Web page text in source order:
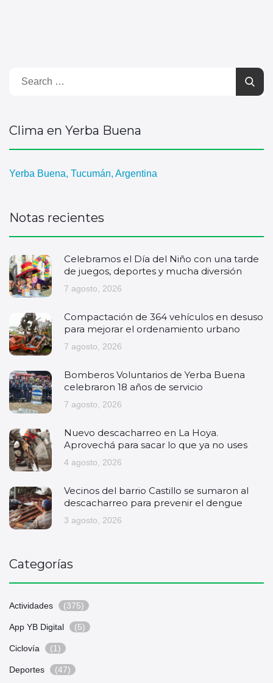
Clima en Yerba Buena
Yerba Buena, Tucumán, Argentina
Notas recientes
Celebramos el Día del Niño con una tarde
de juegos, deportes y mucha diversión
7 agosto, 2026
Compactación de 364 vehículos en desuso
para mejorar el ordenamiento urbano
7 agosto, 2026
Bomberos Voluntarios de Yerba Buena
celebraron 18 años de servicio
7 agosto, 2026
Nuevo descacharreo en La Hoya.
Aprovechá para sacar lo que ya no uses
4 agosto, 2026
Vecinos del barrio Castillo se sumaron al
descacharreo para prevenir el dengue
3 agosto, 2026
Categorías
Actividades (375)
App YB Digital (5)
Ciclovía (1)
Deportes (47)